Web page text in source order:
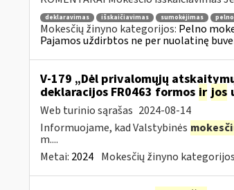
deklaravimas išskaičiavimas sumokėjimas
Mokesčių žinyno kategorijos: Pelno
Pajamos uždirbtos ne per nuolatinę
V-179 „Dėl privalomųjų
deklaracijos FR0463 formos ir jos
Web turinio sąrašas 2024-08-14
Informuojame, kad Valstybinės
m....
Metai: 2024 Mokesčių žinyno